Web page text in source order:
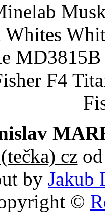
Whites
F4
czod
by Jakub
©